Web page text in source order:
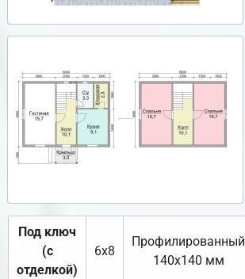
Под ключ
(с
отделкой)
6х8
Профилированный
140х140 мм